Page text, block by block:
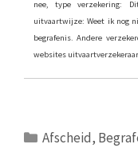
nee, type verzekering:
uitvaartwijze: Weet ik nog
begrafenis. Andere
websites
Categorieën
Afscheid,